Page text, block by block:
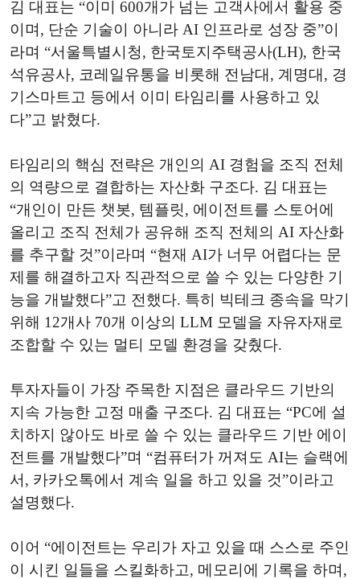
김 대표는 “이미 600개가 넘는 고객사에서 활용 중
이며, 단순 기술이 아니라 AI 인프라로 성장 중”이
라며 “서울특별시청, 한국토지주택공사(LH), 한국
석유공사, 코레일유통을 비롯해 전남대, 계명대, 경
기스마트고 등에서 이미 타임리를 사용하고 있
다”고 밝혔다.
타임리의 핵심 전략은 개인의 AI 경험을 조직 전체
의 역량으로 결합하는 자산화 구조다. 김 대표는
“개인이 만든 챗봇, 템플릿, 에이전트를 스토어에
올리고 조직 전체가 공유해 조직 전체의 AI 자산화
를 추구할 것”이라며 “현재 AI가 너무 어렵다는 문
제를 해결하고자 직관적으로 쓸 수 있는 다양한 기
능을 개발했다”고 전했다. 특히 빅테크 종속을 막기
위해 12개사 70개 이상의 LLM 모델을 자유자재로
조합할 수 있는 멀티 모델 환경을 갖췄다.
투자자들이 가장 주목한 지점은 클라우드 기반의
지속 가능한 고정 매출 구조다. 김 대표는 “PC에 설
치하지 않아도 바로 쓸 수 있는 클라우드 기반 에이
전트를 개발했다”며 “컴퓨터가 꺼져도 AI는 슬랙에
서, 카카오톡에서 계속 일을 하고 있을 것”이라고
설명했다.
이어 “에이전트는 우리가 자고 있을 때 스스로 주인
이 시킨 일들을 스킬화하고, 메모리에 기록을 하며,